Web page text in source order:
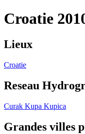
Croatie
Lieux
Croatie
Reseau
Curak Kupa Kupica
Grandes villes